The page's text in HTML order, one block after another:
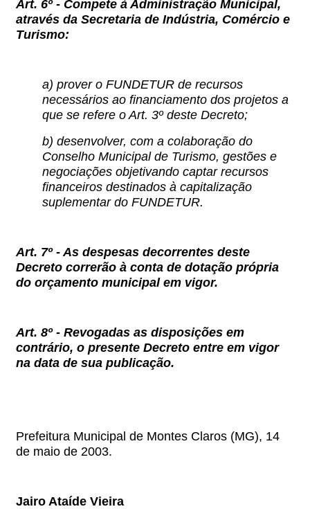
Art. 6º - Compete à Administração Municipal,
através da Secretaria de Indústria, Comércio e
Turismo:
a) prover o FUNDETUR de recursos
necessários ao financiamento dos projetos a
que se refere o Art. 3º deste Decreto;
b) desenvolver, com a colaboração do
Conselho Municipal de Turismo, gestões e
negociações objetivando captar recursos
financeiros destinados à capitalização
suplementar do FUNDETUR.
Art. 7º - As despesas decorrentes deste
Decreto correrão à conta de dotação própria
do orçamento municipal em vigor.
Art. 8º - Revogadas as disposições em
contrário, o presente Decreto entre em vigor
na data de sua publicação.
Prefeitura Municipal de Montes Claros (MG), 14
de maio de 2003.
Jairo Ataíde Vieira